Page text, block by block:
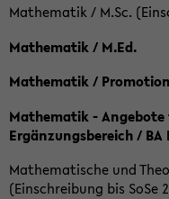
Mathematik / M.Sc.
Mathematik / M.Ed.
Mathematik / Promotion
Mathematik -
Ergänzungsbereich / BA
Mathematische und
(Einschreibung bis SoSe